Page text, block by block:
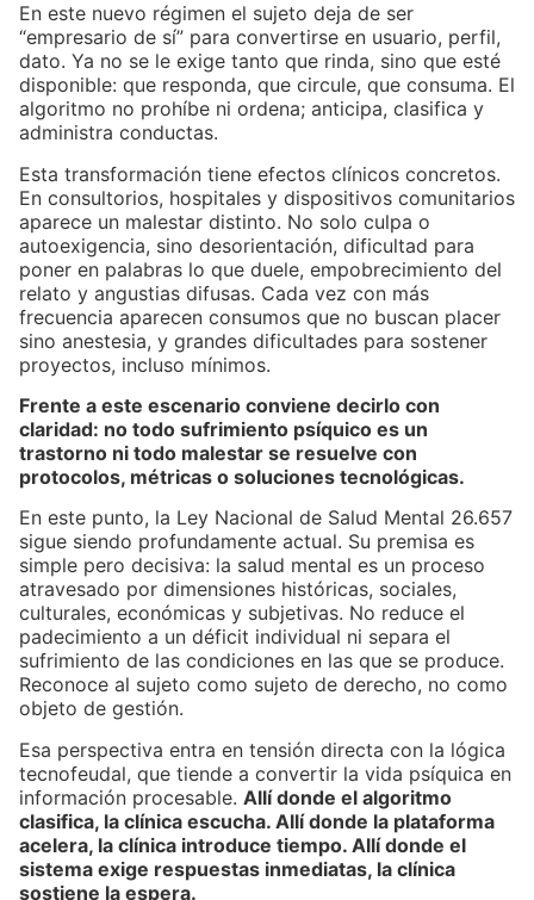
En este nuevo régimen el sujeto deja de ser
“empresario de sí” para convertirse en usuario, perfil,
dato. Ya no se le exige tanto que rinda, sino que esté
disponible: que responda, que circule, que consuma. El
algoritmo no prohíbe ni ordena; anticipa, clasifica y
administra conductas.
Esta transformación tiene efectos clínicos concretos.
En consultorios, hospitales y dispositivos comunitarios
aparece un malestar distinto. No solo culpa o
autoexigencia, sino desorientación, dificultad para
poner en palabras lo que duele, empobrecimiento del
relato y angustias difusas. Cada vez con más
frecuencia aparecen consumos que no buscan placer
sino anestesia, y grandes dificultades para sostener
proyectos, incluso mínimos.
Frente a este escenario conviene decirlo con
claridad: no todo sufrimiento psíquico es un
trastorno ni todo malestar se resuelve con
protocolos, métricas o soluciones tecnológicas.
En este punto, la Ley Nacional de Salud Mental 26.657
sigue siendo profundamente actual. Su premisa es
simple pero decisiva: la salud mental es un proceso
atravesado por dimensiones históricas, sociales,
culturales, económicas y subjetivas. No reduce el
padecimiento a un déficit individual ni separa el
sufrimiento de las condiciones en las que se produce.
Reconoce al sujeto como sujeto de derecho, no como
objeto de gestión.
Esa perspectiva entra en tensión directa con la lógica
tecnofeudal, que tiende a convertir la vida psíquica en
información procesable. Allí donde el algoritmo
clasifica, la clínica escucha. Allí donde la plataforma
acelera, la clínica introduce tiempo. Allí donde el
sistema exige respuestas inmediatas, la clínica
sostiene la espera.